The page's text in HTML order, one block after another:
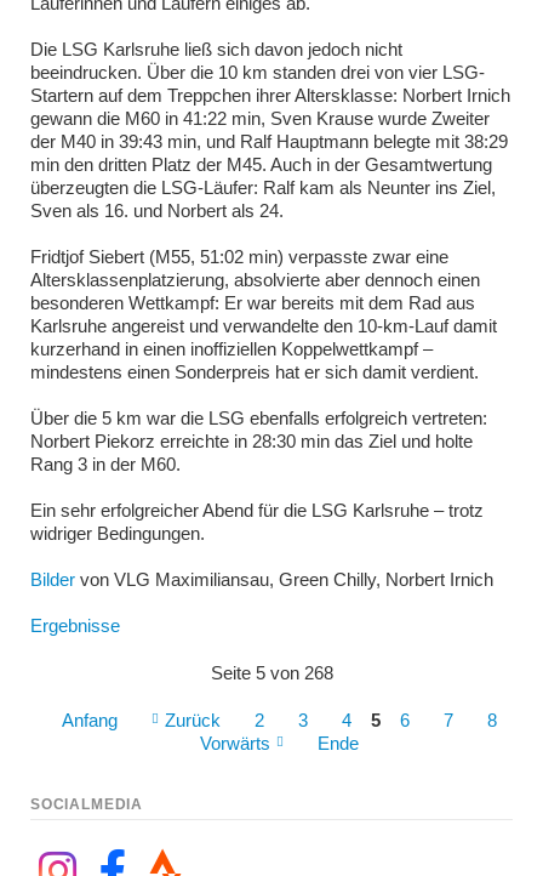
Die LSG Karlsruhe ließ sich davon jedoch nicht
beeindrucken. Über die 10 km standen drei von vier LSG-
Startern auf dem Treppchen ihrer Altersklasse: Norbert Irnich
gewann die M60 in 41:22 min, Sven Krause wurde Zweiter
der M40 in 39:43 min, und Ralf Hauptmann belegte mit 38:29
min den dritten Platz der M45. Auch in der Gesamtwertung
überzeugten die LSG-Läufer: Ralf kam als Neunter ins Ziel,
Sven als 16. und Norbert als 24.
Fridtjof Siebert (M55, 51:02 min) verpasste zwar eine
Altersklassenplatzierung, absolvierte aber dennoch einen
besonderen Wettkampf: Er war bereits mit dem Rad aus
Karlsruhe angereist und verwandelte den 10-km-Lauf damit
kurzerhand in einen inoffiziellen Koppelwettkampf –
mindestens einen Sonderpreis hat er sich damit verdient.
Über die 5 km war die LSG ebenfalls erfolgreich vertreten:
Norbert Piekorz erreichte in 28:30 min das Ziel und holte
Rang 3 in der M60.
Ein sehr erfolgreicher Abend für die LSG Karlsruhe – trotz
widriger Bedingungen.
Bildervon VLG Maximiliansau, Green Chilly, Norbert Irnich
Ergebnisse
Seite 5 von 268
Anfang Zurück 2 3 4 5 6 7
8
Vorwärts
Ende
SOCIALMEDIA